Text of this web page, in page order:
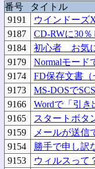
番号
タイトル
9191
ウインドーズ
9187
CD-RWに30
9184
初心者 お気
9179
Normalモード
9174
FD保存文書（
9173
MS-DOSで
9166
Wordで「引
9165
スタートボタ
9159
メールが送信
9154
勝手で申し訳
9153
ウィルスって